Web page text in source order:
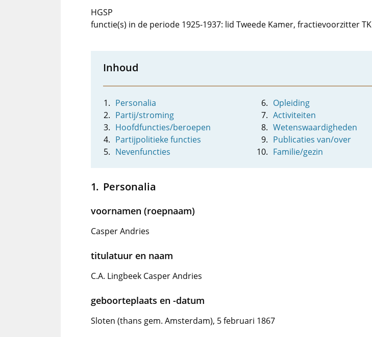
HGSP
functie(s) in de periode 1925-1937: lid Tweede Kamer, fractievoorzitter TK
Inhoud
Personalia
Partij/stroming
Hoofdfuncties/beroepen
Partijpolitieke functies
Nevenfuncties
Opleiding
Activiteiten
Wetenswaardigheden
Publicaties van/over
Familie/gezin
Personalia
voornamen (roepnaam)
Casper Andries
titulatuur en naam
C.A. Lingbeek Casper Andries
geboorteplaats en -datum
Sloten (thans gem. Amsterdam), 5 februari 1867